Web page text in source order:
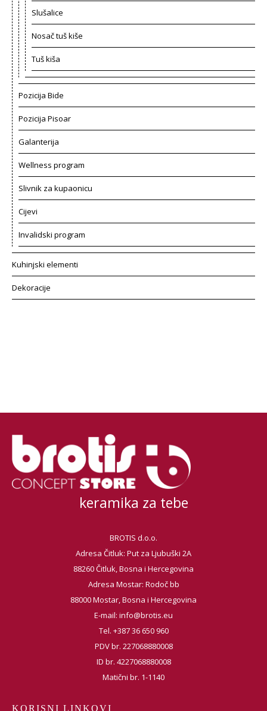
Slušalice
Nosač tuš kiše
Tuš kiša
Pozicija Bide
Pozicija Pisoar
Galanterija
Wellness program
Slivnik za kupaonicu
Cijevi
Invalidski program
Kuhinjski elementi
Dekoracije
keramika za tebe
BROTIS d.o.o.
Adresa Čitluk: Put za Ljubuški 2A
88260 Čitluk, Bosna i Hercegovina
Adresa Mostar: Rodoč bb
88000 Mostar, Bosna i Hercegovina
E-mail: info@brotis.eu
Tel. +387 36 650 960
PDV br. 227068880008
ID br. 4227068880008
Matični br. 1-1140
KORISNI LINKOVI